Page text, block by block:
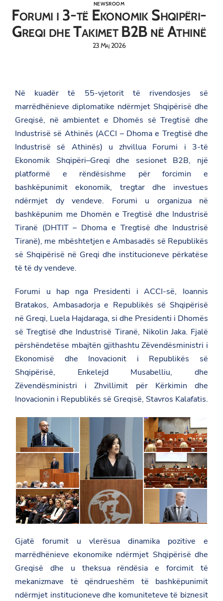
NEWSROOM
Forumi i 3-të Ekonomik Shqipëri-
Greqi dhe Takimet B2B në Athinë
23 Maj 2026
Në kuadër të 55-vjetorit të rivendosjes së
marrëdhënieve diplomatike ndërmjet Shqipërisë dhe
Greqisë, në ambientet e Dhomës së Tregtisë dhe
Industrisë së Athinës (ACCI – Dhoma e Tregtisë dhe
Industrisë së Athinës) u zhvillua Forumi i 3-të
Ekonomik Shqipëri–Greqi dhe sesionet B2B, një
platformë e rëndësishme për forcimin e
bashkëpunimit ekonomik, tregtar dhe investues
ndërmjet dy vendeve. Forumi u organizua në
bashkëpunim me Dhomën e Tregtisë dhe Industrisë
Tiranë (DHTIT – Dhoma e Tregtisë dhe Industrisë
Tiranë), me mbështetjen e Ambasadës së Republikës
së Shqipërisë në Greqi dhe institucioneve përkatëse
të të dy vendeve.
Forumi u hap nga Presidenti i ACCI-së, Ioannis
Bratakos, Ambasadorja e Republikës së Shqipërisë
në Greqi, Luela Hajdaraga, si dhe Presidenti i Dhomës
së Tregtisë dhe Industrisë Tiranë, Nikolin Jaka. Fjalë
përshëndetëse mbajtën gjithashtu Zëvendësministri i
Ekonomisë dhe Inovacionit i Republikës së
Shqipërisë, Enkelejd Musabelliu, dhe
Zëvendësministri i Zhvillimit për Kërkimin dhe
Inovacionin i Republikës së Greqisë, Stavros Kalafatis.
Gjatë forumit u vlerësua dinamika pozitive e
marrëdhënieve ekonomike ndërmjet Shqipërisë dhe
Greqisë dhe u theksua rëndësia e forcimit të
mekanizmave të qëndrueshëm të bashkëpunimit
ndërmjet institucioneve dhe komuniteteve të biznesit